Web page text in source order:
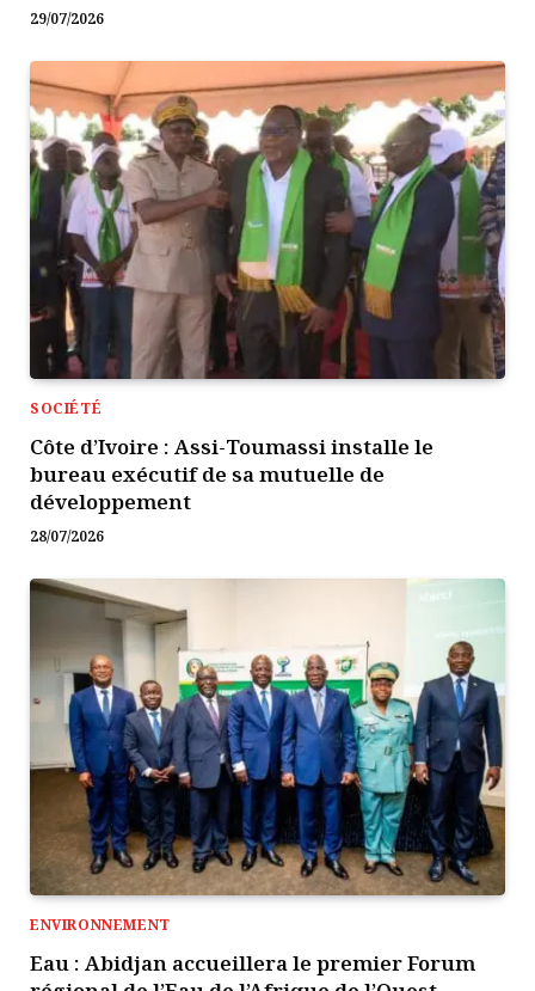
29/07/2026
SOCIÉTÉ
Côte d’Ivoire : Assi-Toumassi installe le
bureau exécutif de sa mutuelle de
développement
28/07/2026
ENVIRONNEMENT
Eau : Abidjan accueillera le premier Forum